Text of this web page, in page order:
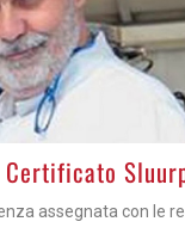
assegnata con le